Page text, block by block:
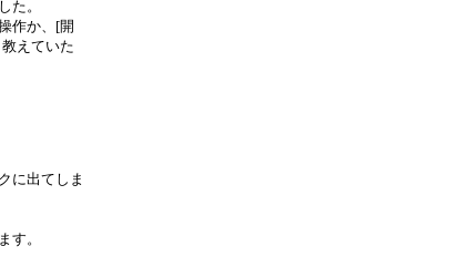
た。
作か、[開
えていた
に出てしま
す。